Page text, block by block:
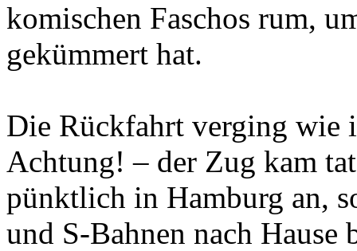
komischen Faschos rum,
gekümmert hat.
Die Rückfahrt verging wie
Achtung! – der Zug kam
pünktlich in Hamburg an,
und S-Bahnen nach Hause